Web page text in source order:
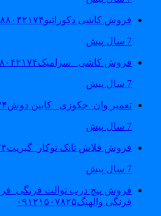
فروش کاشی دکوراتیو۸۸۰۴۲۱۷۴_فروش کاشی بین کابینتی
فروش کاشی _سرامیک۸۸۰۴۲۱۷۴
تعمیر وان_جکوزی_ کابین دوش۸۸۰۴۲۱۷۴
فروش فلاش تانک توکار_گبریت۸۸۰۴۲۱۷۴
فروش پیچ درب توالت
فرنگی والهنگ۰۹۱۲۱۵۰۷۸۲۵